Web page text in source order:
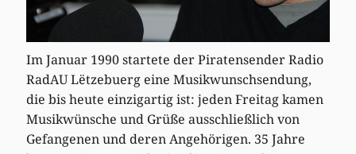
Im Januar 1990 startete der Piratensender Radio
RadAU Lëtzebuerg eine Musikwunschsendung,
die bis heute einzigartig ist: jeden Freitag kamen
Musikwünsche und Grüße ausschließlich von
Gefangenen und deren Angehörigen. 35 Jahre